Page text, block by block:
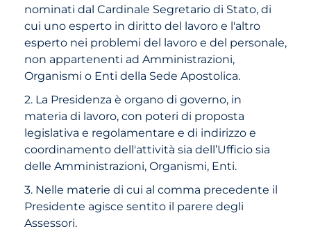
nominati dal Cardinale Segretario di Stato, di
cui uno esperto in diritto del lavoro e l'altro
esperto nei problemi del lavoro e del personale,
non appartenenti ad Amministrazioni,
Organismi o Enti della Sede Apostolica.
2. La Presidenza è organo di governo, in
materia di lavoro, con poteri di proposta
legislativa e regolamentare e di indirizzo e
coordinamento dell'attività sia dell’Ufficio sia
delle Amministrazioni, Organismi, Enti.
3. Nelle materie di cui al comma precedente il
Presidente agisce sentito il parere degli
Assessori.